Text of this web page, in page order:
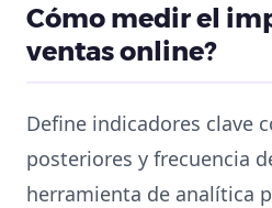
Cómo medir el
ventas online?
Define indicadores clave
posteriores y frecuencia
herramienta de analítica